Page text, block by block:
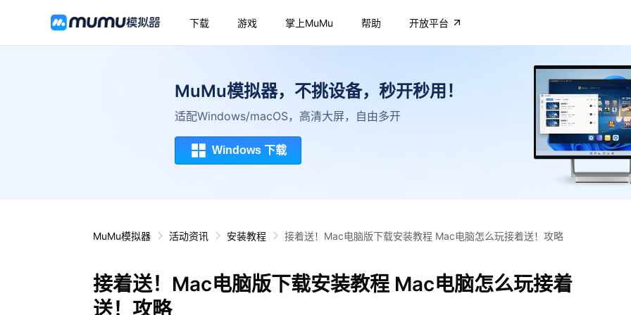
下载 游戏 掌上MuMu 帮助 开放平台
MuMu模拟器，不挑设备，秒开秒用！
适配Windows/macOS，高清大屏，自由多开
Windows 下载
MuMu模拟器 活动资讯 安装教程 接着送！Mac电脑版下载安装教程 Mac电脑怎么玩接着送！攻略
接着送！Mac电脑版下载安装教程 Mac电脑怎么玩接着
送！攻略